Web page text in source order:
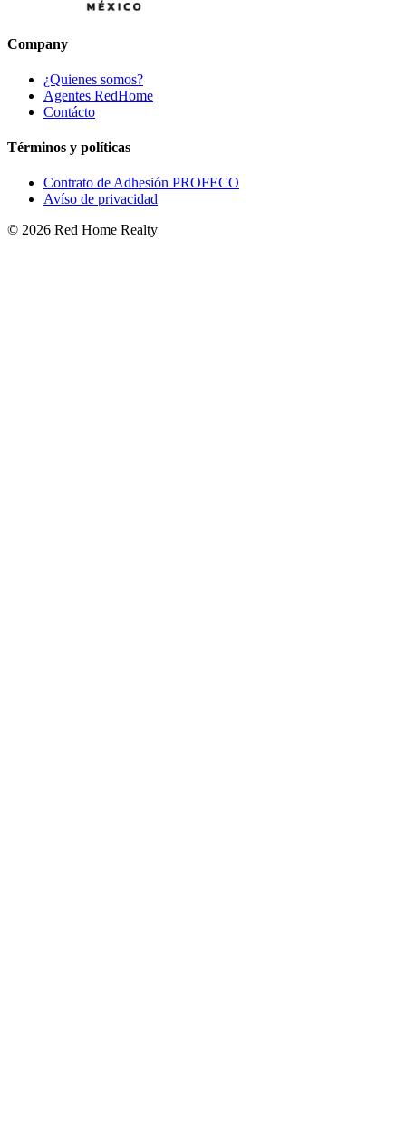
Company
¿Quienes somos?
Agentes RedHome
Contácto
Términos y políticas
Contrato de Adhesión PROFECO
Avíso de privacidad
© 2026 Red Home Realty